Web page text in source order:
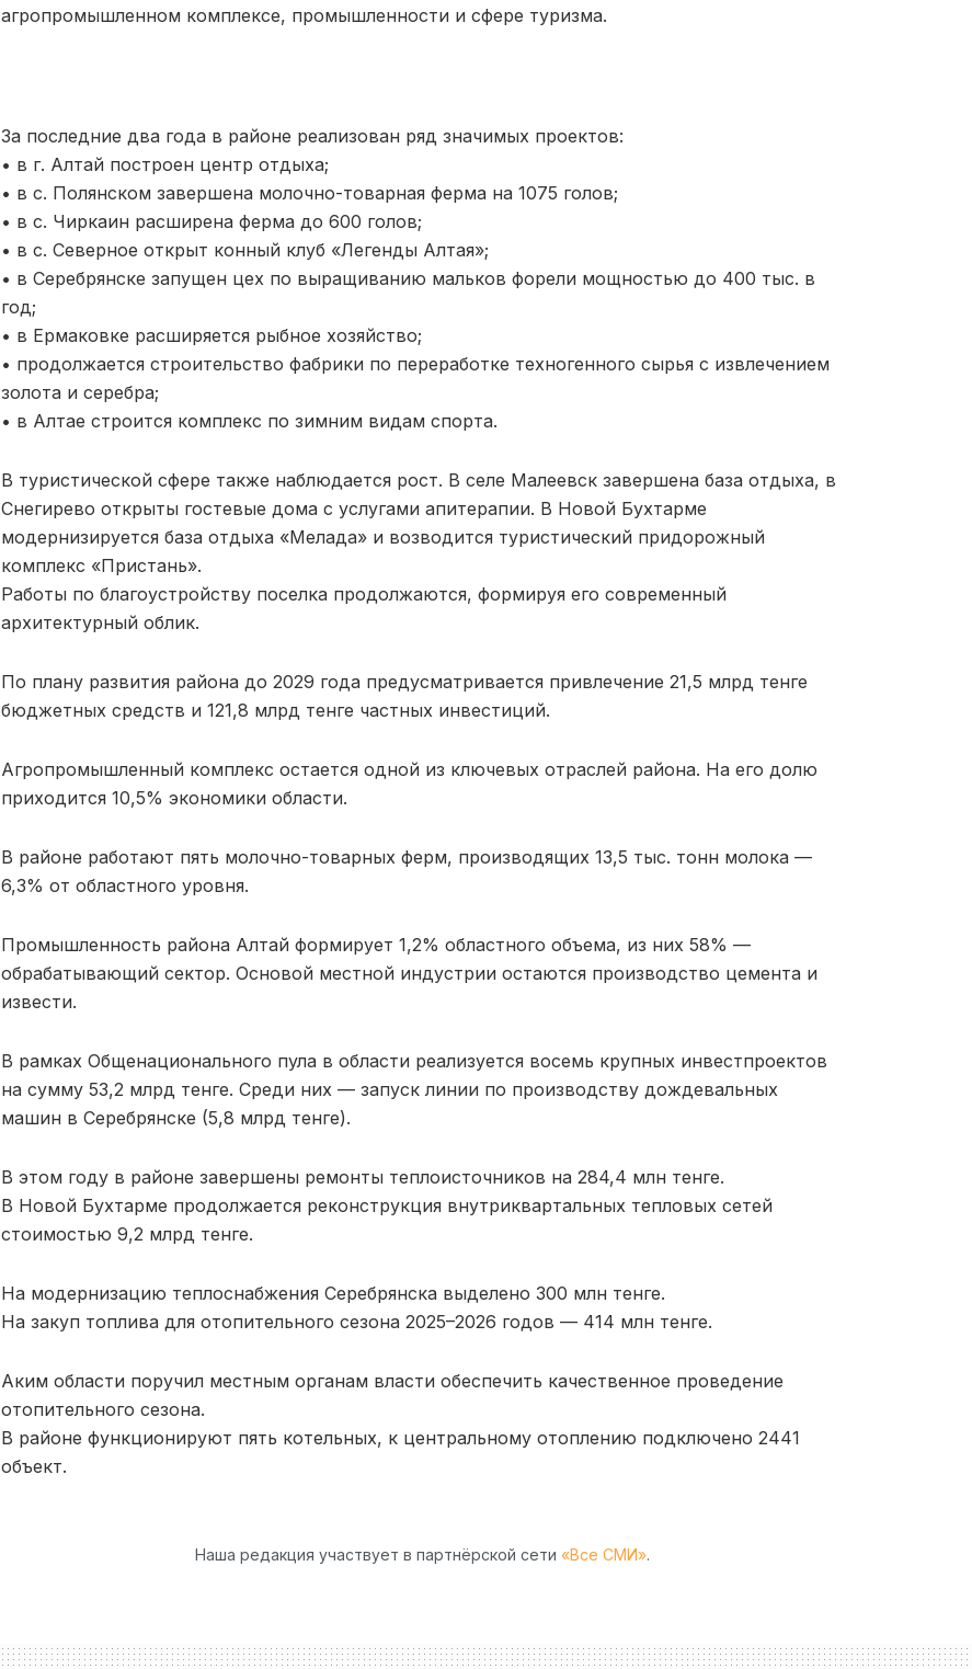
агропромышленном комплексе, промышленности и сфере туризма.
За последние два года в районе реализован ряд значимых проектов:
• в г. Алтай построен центр отдыха;
• в с. Полянском завершена молочно-товарная ферма на 1075 голов;
• в с. Чиркаин расширена ферма до 600 голов;
• в с. Северное открыт конный клуб «Легенды Алтая»;
• в Серебрянске запущен цех по выращиванию мальков форели мощностью до 400 тыс. в
год;
• в Ермаковке расширяется рыбное хозяйство;
• продолжается строительство фабрики по переработке техногенного сырья с извлечением
золота и серебра;
• в Алтае строится комплекс по зимним видам спорта.
В туристической сфере также наблюдается рост. В селе Малеевск завершена база отдыха, в
Снегирево открыты гостевые дома с услугами апитерапии. В Новой Бухтарме
модернизируется база отдыха «Мелада» и возводится туристический придорожный
комплекс «Пристань».
Работы по благоустройству поселка продолжаются, формируя его современный
архитектурный облик.
По плану развития района до 2029 года предусматривается привлечение 21,5 млрд тенге
бюджетных средств и 121,8 млрд тенге частных инвестиций.
Агропромышленный комплекс остается одной из ключевых отраслей района. На его долю
приходится 10,5% экономики области.
В районе работают пять молочно-товарных ферм, производящих 13,5 тыс. тонн молока —
6,3% от областного уровня.
Промышленность района Алтай формирует 1,2% областного объема, из них 58% —
обрабатывающий сектор. Основой местной индустрии остаются производство цемента и
извести.
В рамках Общенационального пула в области реализуется восемь крупных инвестпроектов
на сумму 53,2 млрд тенге. Среди них — запуск линии по производству дождевальных
машин в Серебрянске (5,8 млрд тенге).
В этом году в районе завершены ремонты теплоисточников на 284,4 млн тенге.
В Новой Бухтарме продолжается реконструкция внутриквартальных тепловых сетей
стоимостью 9,2 млрд тенге.
На модернизацию теплоснабжения Серебрянска выделено 300 млн тенге.
На закуп топлива для отопительного сезона 2025–2026 годов — 414 млн тенге.
Аким области поручил местным органам власти обеспечить качественное проведение
отопительного сезона.
В районе функционируют пять котельных, к центральному отоплению подключено 2441
объект.
Наша редакция участвует в партнёрской сети «Все СМИ».